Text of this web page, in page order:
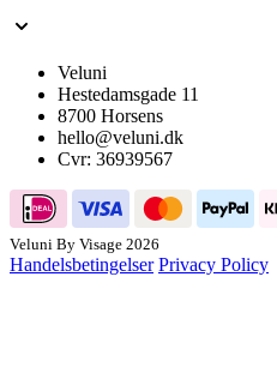
Veluni
Hestedamsgade 11
8700 Horsens
hello@veluni.dk
Cvr: 36939567
Veluni By Visage 2026
Handelsbetingelser Privacy Policy